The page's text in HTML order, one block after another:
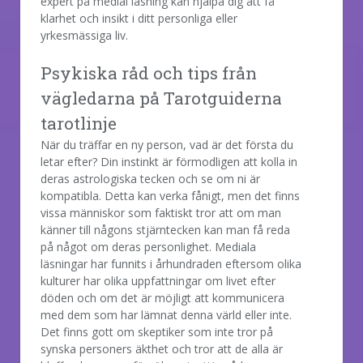
klarhet och insikt i ditt personliga eller
yrkesmässiga liv.
Psykiska råd och tips från
vägledarna på Tarotguiderna
tarotlinje
När du träffar en ny person, vad är det första du
letar efter? Din instinkt är förmodligen att kolla in
deras astrologiska tecken och se om ni är
kompatibla. Detta kan verka fånigt, men det finns
vissa människor som faktiskt tror att om man
känner till någons stjärntecken kan man få reda
på något om deras personlighet. Mediala
läsningar har funnits i århundraden eftersom olika
kulturer har olika uppfattningar om livet efter
döden och om det är möjligt att kommunicera
med dem som har lämnat denna värld eller inte.
Det finns gott om skeptiker som inte tror på
synska personers äkthet och tror att de alla är